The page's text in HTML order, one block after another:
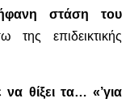
στάση του
επιδεικτικής
θίξει τα… «’για